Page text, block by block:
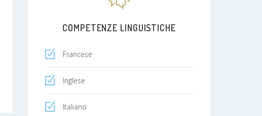
COMPETENZE LINGUISTICHE
Francese
Inglese
Italiano